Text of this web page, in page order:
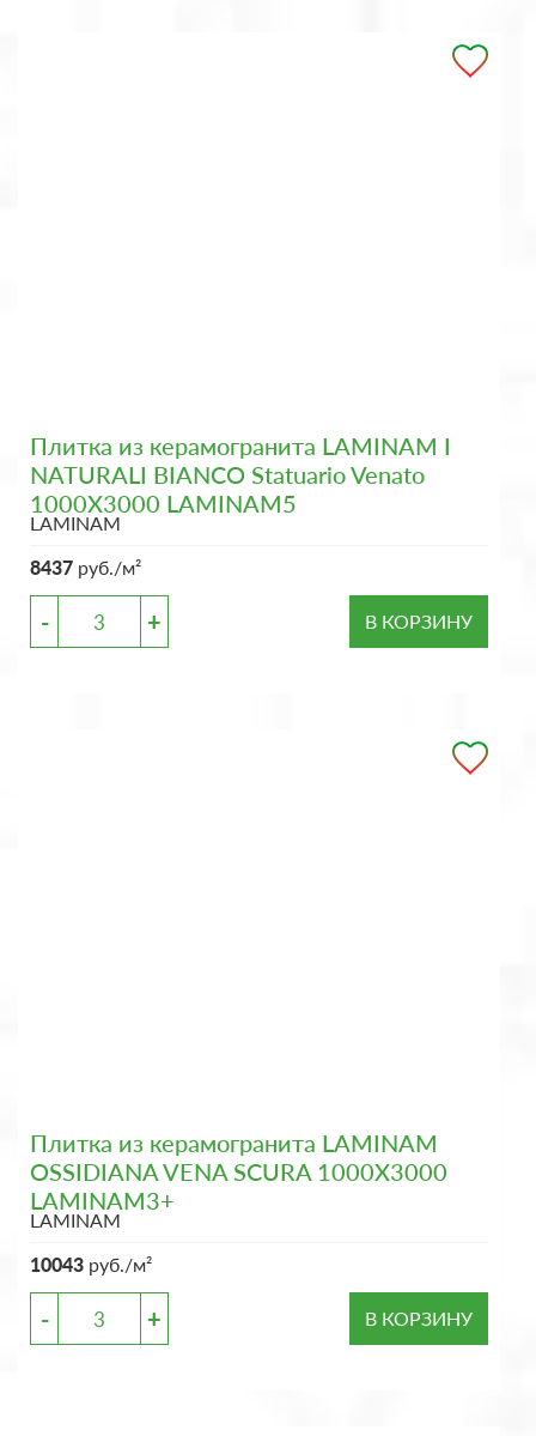
Плитка из керамогранита LAMINAM I
NATURALI BIANCO Statuario Venato
1000X3000 LAMINAM5
LAMINAM
8437 руб./м²
- + В КОРЗИНУ
Плитка из керамогранита LAMINAM
OSSIDIANA VENA SCURA 1000X3000
LAMINAM3+
LAMINAM
10043 руб./м²
- + В КОРЗИНУ